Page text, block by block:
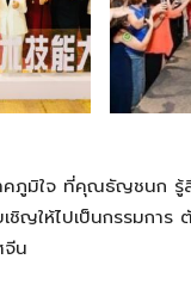
คภูมิใจ ที่คุณธัญชนก
ชิญให้ไปเป็นกรรมกา
จีน